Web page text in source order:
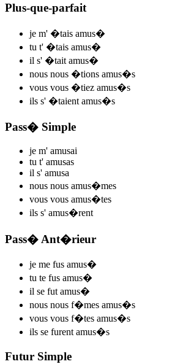
Plus-que-parfait
je m' �tais amus�
tu t' �tais amus�
il s' �tait amus�
nous nous �tions amus�s
vous vous �tiez amus�s
ils s' �taient amus�s
Pass� Simple
je m' amusai
tu t' amusas
il s' amusa
nous nous amus�mes
vous vous amus�tes
ils s' amus�rent
Pass� Ant�rieur
je me fus amus�
tu te fus amus�
il se fut amus�
nous nous f�mes amus�s
vous vous f�tes amus�s
ils se furent amus�s
Futur Simple